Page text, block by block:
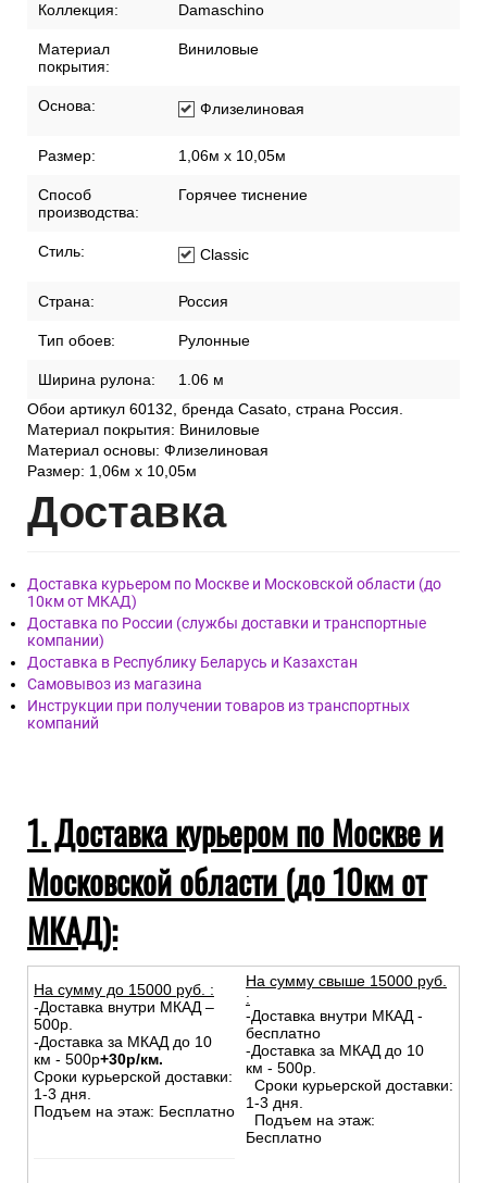
Коллекция: Damaschino
Материал
покрытия:
Виниловые
Основа: Флизелиновая
Размер: 1,06м х 10,05м
Способ
производства:
Горячее тиснение
Стиль: Classic
Страна: Россия
Тип обоев: Рулонные
Ширина рулона:
1.06 м
Обои артикул 60132, бренда Casato, страна Россия.
Материал покрытия: Виниловые
Материал основы: Флизелиновая
Размер: 1,06м х 10,05м
Доставка
Доставка курьером по Москве и Московской области (до
10км от МКАД)
Доставка по России (службы доставки и транспортные
компании)
Доставка в Республику Беларусь и Казахстан
Самовывоз из магазина
Инструкции при получении товаров из транспортных
компаний
1. Доставка курьером по Москве и
Московской области (до 10км от
МКАД):
На сумму до 15000 руб. :
-Доставка внутри МКАД –
500р.
-Доставка за МКАД до 10
км - 500р+30р/км.
Сроки курьерской доставки:
1-3 дня.
Подъем на этаж: Бесплатно
На сумму свыше 15000 руб.
:
-Доставка внутри МКАД -
бесплатно
-Доставка за МКАД до 10
км - 500р.
Сроки курьерской доставки:
1-3 дня.
Подъем на этаж:
Бесплатно